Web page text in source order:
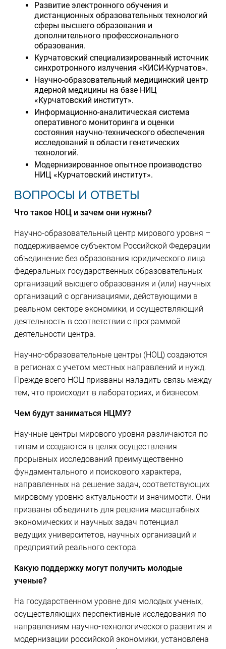
Развитие электронного обучения и
дистанционных образовательных технологий
сферы высшего образования и
дополнительного профессионального
образования.
Курчатовский специализированный источник
синхротронного излучения «КИСИ-Курчатов».
Научно-образовательный медицинский центр
ядерной медицины на базе НИЦ
«Курчатовский институт».
Информационно-аналитическая система
оперативного мониторинга и оценки
состояния научно-технического обеспечения
исследований в области генетических
технологий.
Модернизированное опытное производство
НИЦ «Курчатовский институт».
ВОПРОСЫ И ОТВЕТЫ
Что такое НОЦ и зачем они нужны?
Научно-образовательный центр мирового уровня –
поддерживаемое субъектом Российской Федерации
объединение без образования юридического лица
федеральных государственных образовательных
организаций высшего образования и (или) научных
организаций с организациями, действующими в
реальном секторе экономики, и осуществляющий
деятельность в соответствии с программой
деятельности центра.
Научно-образовательные центры (НОЦ) создаются
в регионах с учетом местных направлений и нужд.
Прежде всего НОЦ призваны наладить связь между
тем, что происходит в лабораториях, и бизнесом.
Чем будут заниматься НЦМУ?
Научные центры мирового уровня различаются по
типам и создаются в целях осуществления
прорывных исследований преимущественно
фундаментального и поискового характера,
направленных на решение задач, соответствующих
мировому уровню актуальности и значимости. Они
призваны объединить для решения масштабных
экономических и научных задач потенциал
ведущих университетов, научных организаций и
предприятий реального сектора.
Какую поддержку могут получить молодые
ученые?
На государственном уровне для молодых ученых,
осуществляющих перспективные исследования по
направлениям научно-технологического развития и
модернизации российской экономики, установлена